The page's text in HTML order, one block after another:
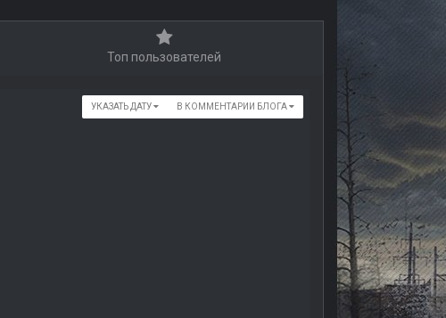
Топ пользователей
В КОММЕНТАРИИ БЛОГА
УКАЗАТЬ ДАТУ